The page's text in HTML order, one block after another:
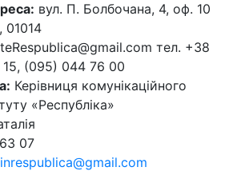
вул. П. Болбочана, 4, оф. 10
01014
тел. +38
(095) 044 76 00
Керівниця комунікаційного
«Республіка»
07